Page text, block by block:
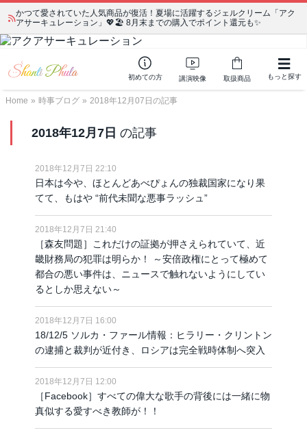
かつて愛されていた人気商品が復活！夏場に活躍するジェルクリーム「アク
アサーキュレーション」💖🏖️ 8月末までの購入でポイント還元も✨
初めての方 講演映像 取扱商品 もっと探す
Home » 時事ブログ » 2018年12月07日の記事
2018年12月7日 の記事
2018年12月7日 22:10
日本は今や、ほとんどあべぴょんの独裁国家になり果
てて、もはや “前代未聞な悪事ラッシュ”
2018年12月7日 21:40
［森友問題］これだけの証拠が押さえられていて、近
畿財務局の犯罪は明らか！ ～安倍政権にとって極めて
都合の悪い事件は、ニュースで触れないようにしてい
るとしか思えない～
2018年12月7日 16:00
18/12/5 ソルカ・ファール情報：ヒラリー・クリントン
の逮捕と裁判が近付き、ロシアは完全戦時体制へ突入
2018年12月7日 12:00
［Facebook］すべての偉大な歌手の背後には一緒に物
真似する愛すべき教師が！！